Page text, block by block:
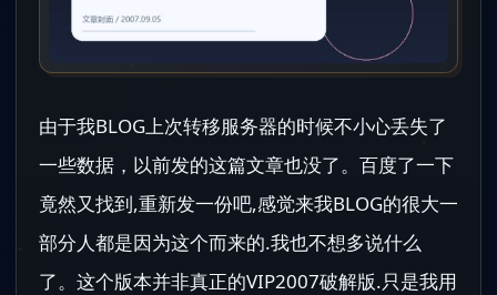
由于我BLOG上次转移服务器的时候不小心丢失了
一些数据，以前发的这篇文章也没了。百度了一下
竟然又找到,重新发一份吧,感觉来我BLOG的很大一
部分人都是因为这个而来的.我也不想多说什么
了。这个版本并非真正的VIP2007破解版.只是我用